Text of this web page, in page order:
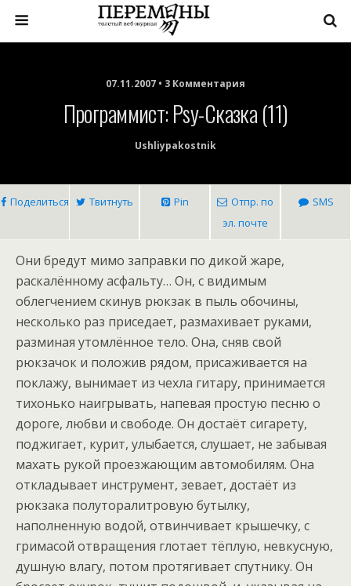
07.11.2007 • 3 Комментария
Программист: Psy-Сказка (11)
Ushliypakostnik
Поделиться Твитнуть Pin
Отпр. по
эл. почте
SMS
Они бредут мимо заправки по дикой жаре,
раскалённому асфальту… Он, с видимым
облегчением скинув рюкзак в пыль обочины,
несколько раз приседает, размахивает руками,
разминая утомлённое тело. Она, сняв свой
рюкзачок и положив рядом, присаживается на
поклажу, вынимает из чехла гитару, принимается
тихонько наигрывать, напевая простую песню о
дороге, любви и свободе. Он достаёт сигарету,
поджигает, курит, улыбается, слушает, не забывая
махать рукой проезжающим автомобилям. Она
откладывает инструмент, зевает, достаёт из
рюкзака полуторалитровую бутылку,
наполненную водой, отвинчивает крышечку, с
гримасой отвращения глотает тёплую, невкусную,
душную влагу, потом протягивает спутнику. Он